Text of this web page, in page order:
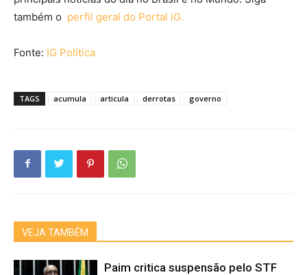
também o perfil geral do Portal iG.
Fonte: IG Política
TAGS acumula articula derrotas governo
VEJA TAMBÉM
Paim critica suspensão pelo STF